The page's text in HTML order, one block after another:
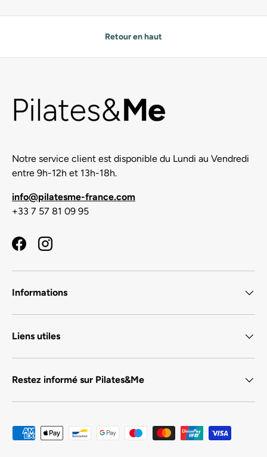
Retour en haut
Notre service client est disponible du Lundi au Vendredi
entre 9h-12h et 13h-18h.
info@pilatesme-france.com
+33 7 57 81 09 95
FacebookInstagram
Informations
Liens utiles
Restez informé sur Pilates&Me
Moyens de paiement acceptés